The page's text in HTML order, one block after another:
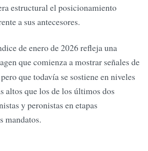
estructural el posicionamiento
a sus antecesores.
de enero de 2026 refleja una
que comienza a mostrar señales de
que todavía se sostiene en niveles
altos que los de los últimos dos
y peronistas en etapas
mandatos.